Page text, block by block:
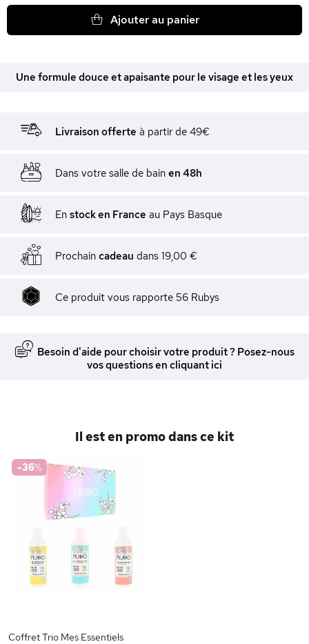
Ajouter au panier
Une formule douce et apaisante pour le visage et les yeux
Livraison offerte à partir de 49€
Dans votre salle de bain en 48h
En stock en France au Pays Basque
Prochain cadeau dans 19,00 €
Ce produit vous rapporte 56 Rubys
Besoin d'aide pour choisir votre produit ? Posez-nous
vos questions en cliquant ici
Il est en promo dans ce kit
-36%
Coffret Trio Mes Essentiels